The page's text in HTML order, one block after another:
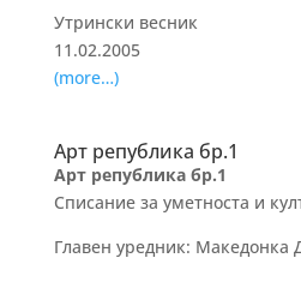
Утрински весник
11.02.2005
(more…)
Арт република бр.1
Арт република бр.1
Списание за уметноста и
Главен уредник: Македонка